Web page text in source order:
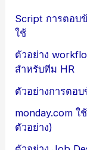
Script การตอบ
ใช้
ตัวอย่าง
สำหรับทีม HR
ตัวอย่างการตอบ
monday.com
ตัวอย่าง)